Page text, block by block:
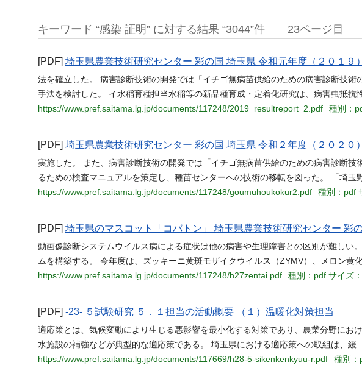
キーワード “感染 証明” に対する結果 “3044”件 23ページ目
[PDF] 埼玉県農業技術研究センター 彩の国 埼玉県 令和元年度（２０１９）
法を確立した。 病害診断技術の開発では「イチゴ無病苗供給のための病害診断技術
手法を検討した。 イ水稲育種担当水稲等の新品種育成・定着化研究は、病害虫抵抗
https://www.pref.saitama.lg.jp/documents/117248/2019_resultreport_2.pdf
種別：
[PDF] 埼玉県農業技術研究センター 彩の国 埼玉県 令和２年度（２０２０）
実施した。 また、病害診断技術の開発では「イチゴ無病苗供給のための病害診断技
るための検査マニュアルを策定し、種苗センターへの技術の移転を図った。 「埼玉
https://www.pref.saitama.lg.jp/documents/117248/goumuhoukokur2.pdf
種別：pdf
[PDF] 埼玉県のマスコット「コバトン」 埼玉県農業技術研究センター 彩
動画像診断システムウイルス病による症状は他の病害や生理障害との区別が難しい
ムを構築する。 今年度は、ズッキーニ黄斑モザイクウイルス（ZYMV）、メロン黄
https://www.pref.saitama.lg.jp/documents/117248/h27zentai.pdf
種別：pdf サイズ
[PDF] -23- ５試験研究 ５．１担当の活動概要 （１）温暖化対策担当
適応策とは、気候変動により生じる悪影響を最小化する対策であり、農業分野にお
水施設の補強などが典型的な適応策である。 埼玉県における適応策への取組は、緩
https://www.pref.saitama.lg.jp/documents/117669/h28-5-sikenkenkyuu-r.pdf
種別：